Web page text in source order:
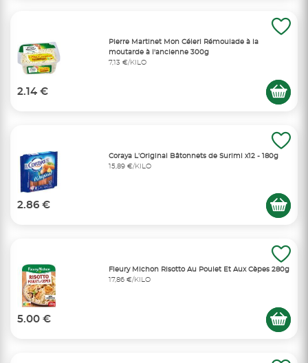
Pierre Martinet Mon Céleri Rémoulade à la
moutarde à l'ancienne 300g
7,13 €/KILO
2.14 €
Coraya L’Original Bâtonnets de Surimi x12 - 180g
15,89 €/KILO
2.86 €
Fleury Michon Risotto Au Poulet Et Aux Cèpes 280g
17,86 €/KILO
5.00 €